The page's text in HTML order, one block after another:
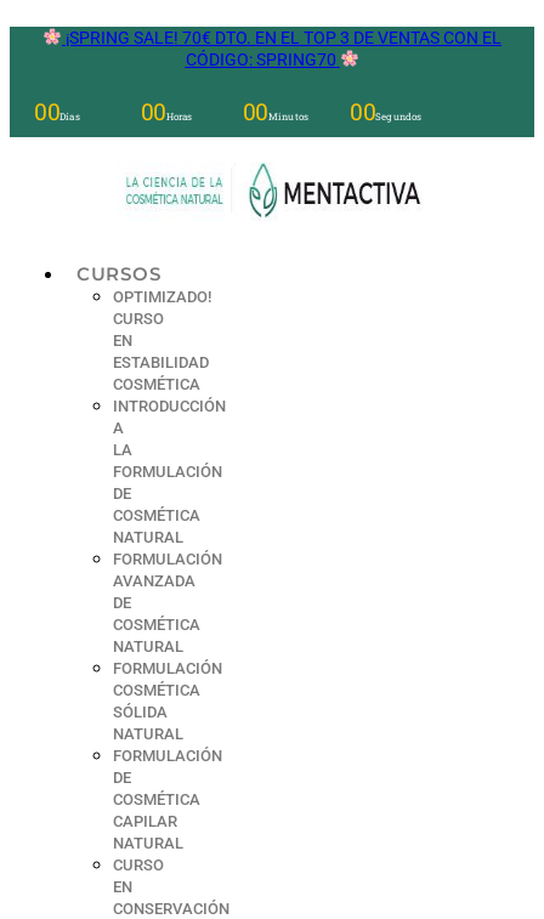
¡SPRING SALE! 70€ DTO. EN EL TOP 3 DE VENTAS CON EL
CÓDIGO: SPRING70
00Días 00Horas 00Minutos 00Segundos
CURSOS
OPTIMIZADO!
CURSO
EN
ESTABILIDAD
COSMÉTICA
INTRODUCCIÓN
A
LA
FORMULACIÓN
DE
COSMÉTICA
NATURAL
FORMULACIÓN
AVANZADA
DE
COSMÉTICA
NATURAL
FORMULACIÓN
COSMÉTICA
SÓLIDA
NATURAL
FORMULACIÓN
DE
COSMÉTICA
CAPILAR
NATURAL
CURSO
EN
CONSERVACIÓN